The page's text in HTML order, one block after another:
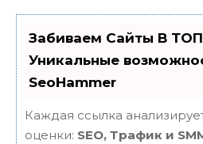
Забиваем Сайты В
Уникальные
SeoHammer
Каждая ссылка
оценки: SEO, Трафик и